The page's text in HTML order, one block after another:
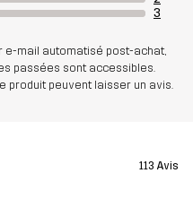
3
e-mail automatisé post-achat,
passées sont accessibles.
produit peuvent laisser un avis.
113 Avis